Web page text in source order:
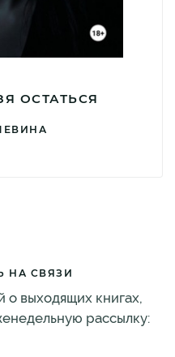
ОСТАТЬСЯ
НА СВЯЗИ
о выходящих книгах,
рассылку: